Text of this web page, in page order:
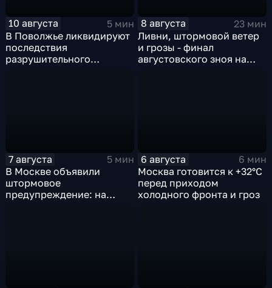
10 августа
5 мин
В Поволжье ликвидируют
последствия
разрушительного
8 августа
23 мин
Ливни, штормовой ветер
и грозы - финал
августовского зноя на
7 августа
5 мин
В Москве объявили
штормовое
предупреждение: на
6 августа
6 мин
Москва готовится к +32°C
перед приходом
холодного фронта и гроз